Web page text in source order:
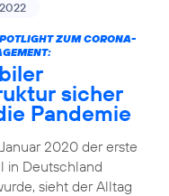
ZUM CORONA-
sicher
Pandemie
2020 der erste
in Deutschland
sieht der Alltag